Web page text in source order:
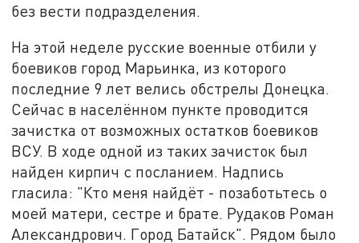
без вести подразделения.
На этой неделе русские военные отбили у
боевиков город Марьинка, из которого
последние 9 лет велись обстрелы Донецка.
Сейчас в населённом пункте проводится
зачистка от возможных остатков боевиков
ВСУ. В ходе одной из таких зачисток был
найден кирпич с посланием. Надпись
гласила: "Кто меня найдёт - позаботьтесь о
моей матери, сестре и брате. Рудаков Роман
Александрович. Город Батайск". Рядом было